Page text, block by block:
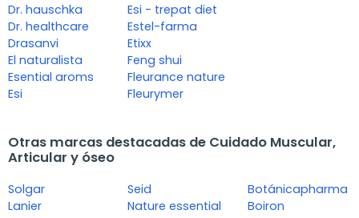
Dr. hauschka
Dr. healthcare
Drasanvi
El naturalista
Esential aroms
Esi
Esi - trepat diet
Estel-farma
Etixx
Feng shui
Fleurance nature
Fleurymer
Otras marcas destacadas de Cuidado Muscular,
Articular y óseo
Solgar
Lanier
Seid
Nature essential
Botánicapharma
Boiron